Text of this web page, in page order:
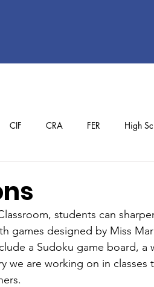
CIF CRA FER High
students can
games designed by Miss
a Sudoku game board, a
we are working on in classes